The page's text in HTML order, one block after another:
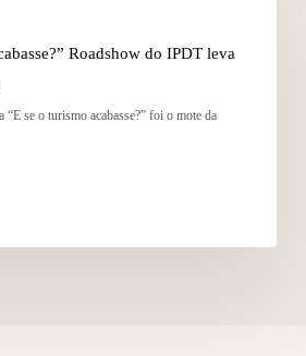
Roadshow do IPDT leva
se o turismo acabasse?” foi o mote da